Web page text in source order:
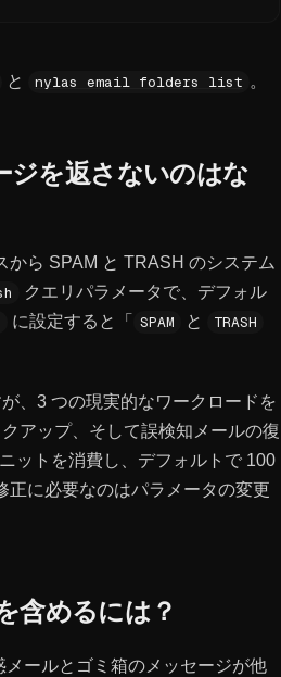
と nylas email folders list 。
ジを返さないのはな
から SPAM と TRASH のシステム
クエリパラメータで、デフォル
に設定すると「 SPAM と
TRASH
、3 つの現実的なワークロードを
アップ、そして誤検知メールの復
ットを消費し、デフォルトで 100
正に必要なのはパラメータの変更
含めるには？
メールとゴミ箱のメッセージが他